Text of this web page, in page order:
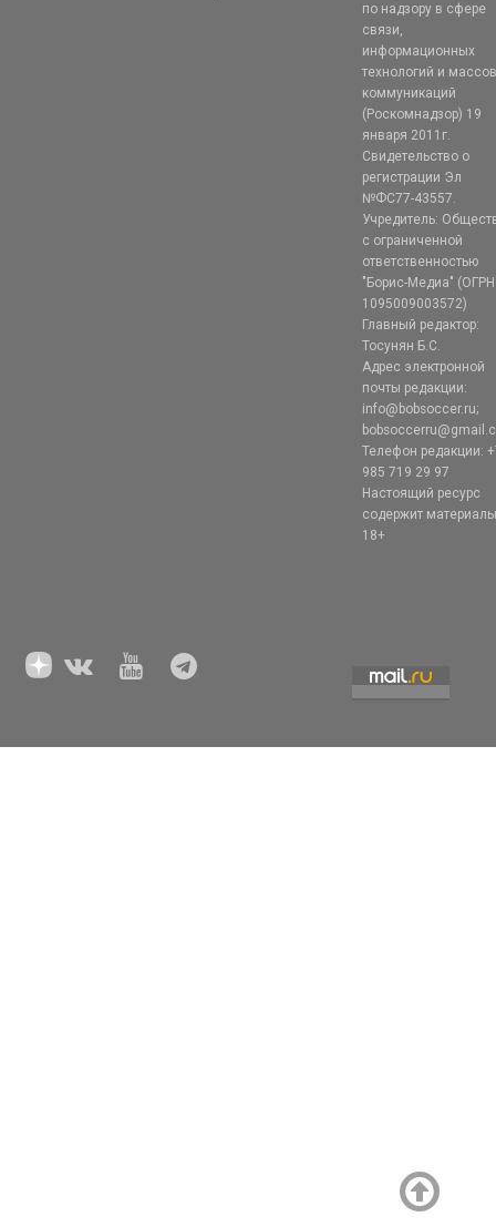
по надзору в сфере
связи,
информационных
технологий и
коммуникаций
(Роскомнадзор) 19
января 2011г.
Свидетельство о
регистрации Эл
№ФС77-43557.
Учредитель:
с ограниченной
ответственностью
"Борис-Медиа" (ОГРН
1095009003572)
Главный редактор:
Тосунян Б.С.
Адрес электронной
почты редакции:
info@bobsoccer.ru;
Телефон редакции:
985 719 29 97
Настоящий ресурс
содержит
18+